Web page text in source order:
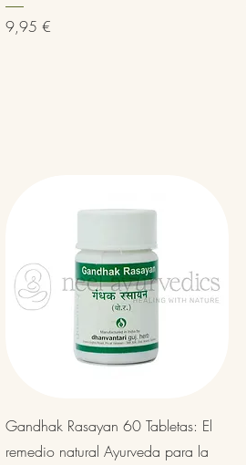
Precio
9,95 €
Vista rápida
Gandhak Rasayan 60 Tabletas: El
remedio natural Ayurveda para la